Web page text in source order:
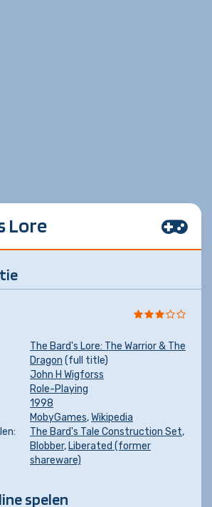
Lore
The Bard's Lore: The Warrior & The
Dragon (full title)
John H Wigforss
Role-Playing
1998
MobyGames,Wikipedia
The Bard's Tale Construction Set,
Blobber, Liberated (former
shareware)
spelen